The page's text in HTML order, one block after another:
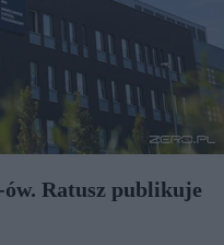
Ratusz publikuje